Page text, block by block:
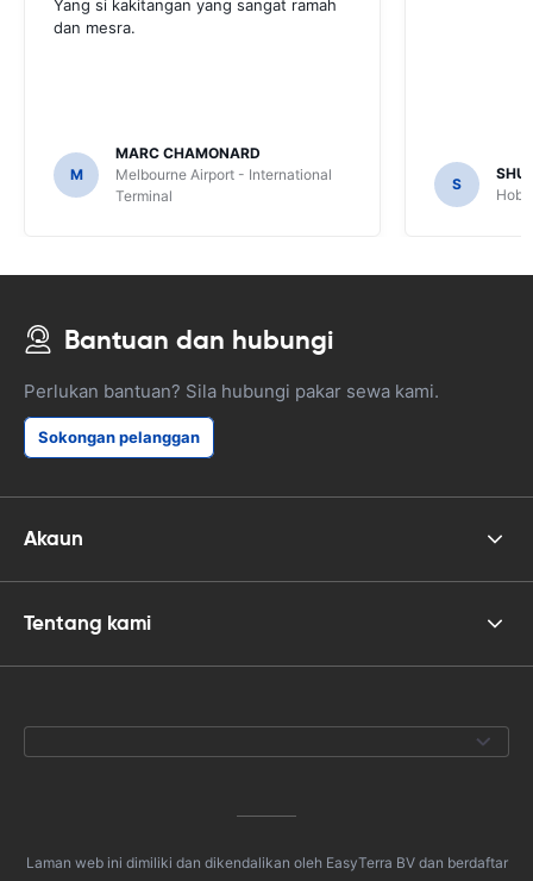
Yang si kakitangan yang sangat ramah
dan mesra.
M
MARC CHAMONARD
Melbourne Airport - International
Terminal
S
Bantuan dan hubungi
Perlukan bantuan? Sila hubungi pakar sewa kami.
Sokongan pelanggan
Akaun
Tentang kami
Laman web ini dimiliki dan dikendalikan oleh EasyTerra BV dan berdaftar